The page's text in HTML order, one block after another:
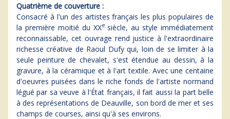
Quatrième de couverture :
Consacré à l'un des artistes français les plus populaires de
la première moitié du XXe siècle, au style immédiatement
reconnaissable, cet ouvrage rend justice à l'extraordinaire
richesse créative de Raoul Dufy qui, loin de se limiter à la
seule peinture de chevalet, s'est étendue au dessin, à la
gravure, à la céramique et à l'art textile. Avec une centaine
d'oeuvres puisées dans le riche fonds de l'artiste normand
légué par sa veuve à l'État français, il fait aussi la part belle
à des représentations de Deauville, son bord de mer et ses
champs de courses, ainsi qu'à ses environs.